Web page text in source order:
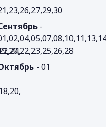
-
- 01